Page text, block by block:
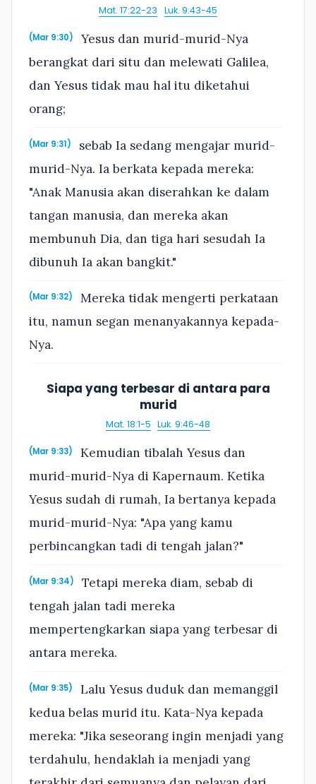
Mat. 17:22-23 · Luk. 9:43-45
(Mar 9:30)
Yesus dan murid-murid-Nya
berangkat dari situ dan melewati Galilea,
dan Yesus tidak mau hal itu diketahui
orang;
(Mar 9:31)
sebab Ia sedang mengajar murid-
murid-Nya. Ia berkata kepada mereka:
"Anak Manusia akan diserahkan ke dalam
tangan manusia, dan mereka akan
membunuh Dia, dan tiga hari sesudah Ia
dibunuh Ia akan bangkit."
(Mar 9:32)
Mereka tidak mengerti perkataan
itu, namun segan menanyakannya kepada-
Nya.
Siapa yang terbesar di antara para
murid
Mat. 18:1-5 · Luk. 9:46-48
(Mar 9:33)
Kemudian tibalah Yesus dan
murid-murid-Nya di Kapernaum. Ketika
Yesus sudah di rumah, Ia bertanya kepada
murid-murid-Nya: "Apa yang kamu
perbincangkan tadi di tengah jalan?"
(Mar 9:34)
Tetapi mereka diam, sebab di
tengah jalan tadi mereka
mempertengkarkan siapa yang terbesar di
antara mereka.
(Mar 9:35)
Lalu Yesus duduk dan memanggil
kedua belas murid itu. Kata-Nya kepada
mereka: "Jika seseorang ingin menjadi yang
terdahulu, hendaklah ia menjadi yang